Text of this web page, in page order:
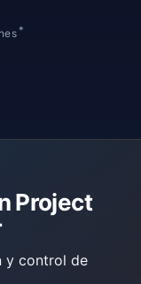
*
Project
y control de